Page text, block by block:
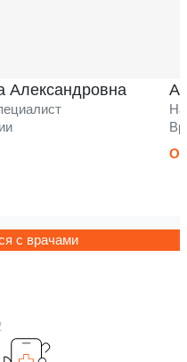
Александровна
с врачами